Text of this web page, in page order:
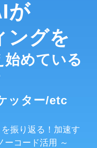
動画で紹介
ラム
が
ングを
めている
ッター/etc
振り返る！加速す
ーコード活用 ～